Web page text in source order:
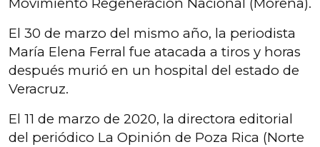
Movimiento Regeneración Nacional (Morena).
El 30 de marzo del mismo año, la periodista
María Elena Ferral fue atacada a tiros y horas
después murió en un hospital del estado de
Veracruz.
El 11 de marzo de 2020, la directora editorial
del periódico La Opinión de Poza Rica (Norte